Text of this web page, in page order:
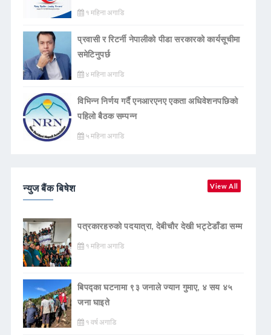
१ महिना अगाडि
प्रवासी र रिटर्नी नेपालीको पीडा सरकारको कार्यसूचीमा
समेटिनुपर्छ
४ महिना अगाडि
विभिन्न निर्णय गर्दै एनआरएनए एकता अधिवेशनपछिको
पहिलो बैठक सम्पन्न
५ महिना अगाडि
न्युज बैंक बिषेश View All
पत्रकारहरुको पदयात्रा, देबीचौर देखी भट्टेडाँडा सम्म
१ महिना अगाडि
बिपद्का घटनामा ९३ जनाले ज्यान गुमाए, ४ सय ४५
जना घाइते
१ वर्ष अगाडि